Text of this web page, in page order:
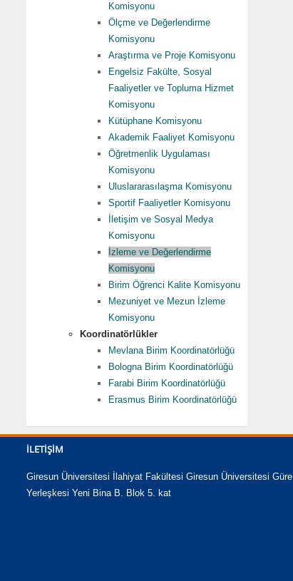
Komisyonu
Ölçme ve Değerlendirme
Komisyonu
Araştırma ve Proje Komisyonu
Engelsiz Fakülte, Sosyal
Faaliyetler ve Topluma Hizmet
Komisyonu
Kütüphane Komisyonu
Akademik Faaliyet Komisyonu
Öğretmenlik Uygulaması
Komisyonu
Uluslararasılaşma Komisyonu
Sportif Faaliyetler Komisyonu
İletişim ve Sosyal Medya
Komisyonu
İzleme ve Değerlendirme
Komisyonu
Birim Öğrenci Kalite Komisyonu
Mezuniyet ve Mezun İzleme
Komisyonu
Koordinatörlükler
Mevlana Birim Koordinatörlüğü
Bologna Birim Koordinatörlüğü
Farabi Birim Koordinatörlüğü
Erasmus Birim Koordinatörlüğü
İLETIŞIM
Giresun Üniversitesi İlahiyat Fakültesi Giresun Üniversitesi Güre
Yerleşkesi Yeni Bina B. Blok 5. kat